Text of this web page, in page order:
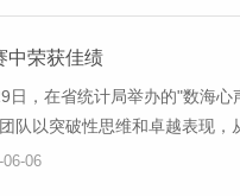
中荣获佳绩
日，在省统计局举办的"数海
队以突破性思维和卓越表现
次突破，既是我局统...
06-06